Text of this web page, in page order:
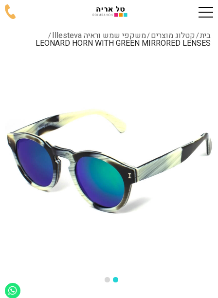
בית/קטלוג מוצרים/משקפי שמש וראיה Illesteva /
LEONARD HORN WITH GREEN MIRRORED LENSES